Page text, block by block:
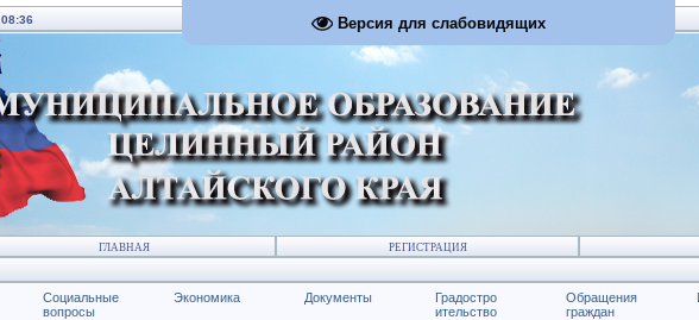
Версия для слабовидящих
08:36
ГЛАВНАЯ РЕГИСТРАЦИЯ
Социальные
вопросы
Экономика Документы
Градостро
ительство
Обращения
граждан